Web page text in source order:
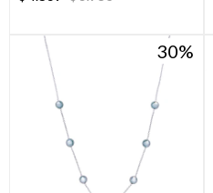
30